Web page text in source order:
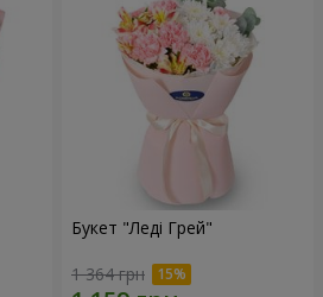
Букет "Леді Грей"
1 364 грн